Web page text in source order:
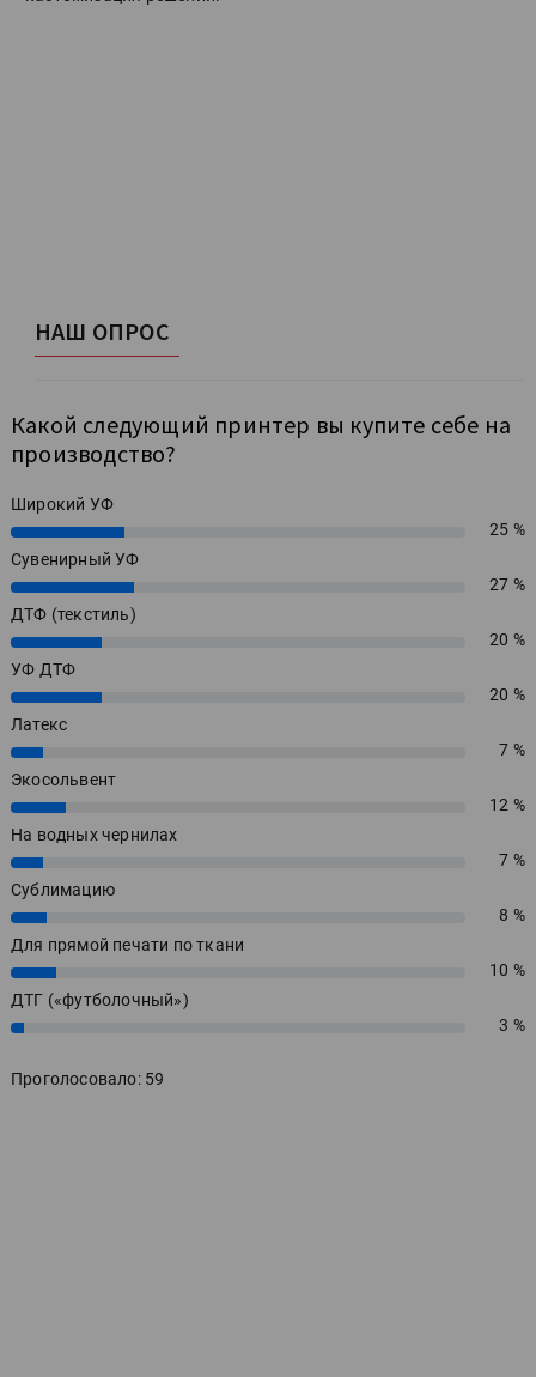
НАШ ОПРОС
Какой следующий принтер вы купите себе на
производство?
Широкий УФ
25%
25 %
Сувенирный УФ
27%
27 %
ДТФ (текстиль)
20%
20 %
УФ ДТФ
20%
20 %
Латекс
7%
7 %
Экосольвент
12%
12 %
На водных чернилах
7%
7 %
Сублимацию
8%
8 %
Для прямой печати по ткани
10%
10 %
ДТГ («футболочный»)
3% 3 %
Проголосовало: 59